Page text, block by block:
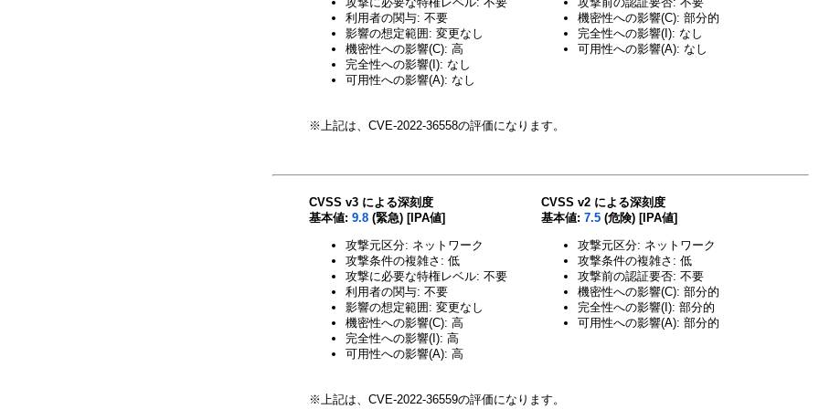
利用者の関与: 不要
影響の想定範囲: 変更なし
機密性への影響(C): 高
完全性への影響(I): なし
可用性への影響(A): なし
機密性への影響(C): 部分的
完全性への影響(I): なし
可用性への影響(A): なし
※上記は、CVE-2022-36558の評価になります。
CVSS v3 による深刻度
基本値: 9.8 (緊急) [IPA値]
攻撃元区分: ネットワーク
攻撃条件の複雑さ: 低
攻撃に必要な特権レベル: 不要
利用者の関与: 不要
影響の想定範囲: 変更なし
機密性への影響(C): 高
完全性への影響(I): 高
可用性への影響(A): 高
CVSS v2 による深刻度
基本値: 7.5(危険) [IPA値]
攻撃元区分: ネットワーク
攻撃条件の複雑さ: 低
攻撃前の認証要否: 不要
機密性への影響(C): 部分的
完全性への影響(I): 部分的
可用性への影響(A): 部分的
※上記は、CVE-2022-36559の評価になります。